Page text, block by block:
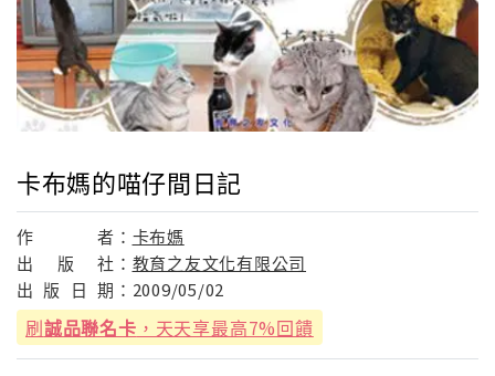
卡布媽的喵仔間日記
作 者： 卡布媽
出
版 社： 教育之友文化有限公司
出 版 日 期： 2009/05/02
刷誠品聯名卡 ，天天享最高7%回饋